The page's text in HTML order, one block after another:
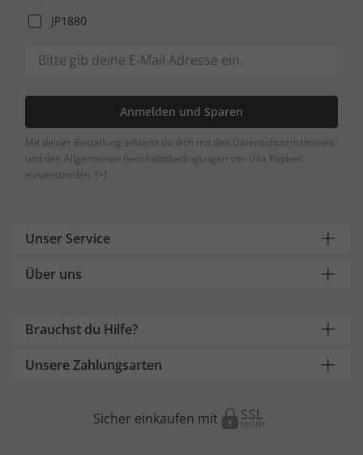
JP1880
Anmelden und Sparen
Mit deiner Bestellung erklärst du dich mit den Datenschutzrichtlinien
und den Allgemeinen Geschäftsbedingungen von Ulla Popken
einverstanden. [+]
Unser Service
Über uns
Brauchst du Hilfe?
Unsere Zahlungsarten
Sicher einkaufen mit